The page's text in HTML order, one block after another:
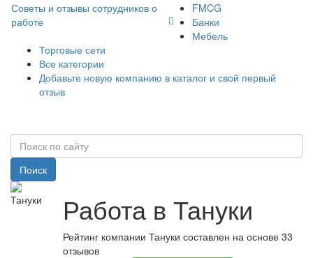
Советы и отзывы сотрудников о
работе
FMCG
Банки
Мебель
Торговые сети
Все категории
Добавьте новую компанию в каталог и свой первый
отзыв
Поиск
Работа в Тануки
Рейтинг компании Тануки составлен на основе 33
отзывов